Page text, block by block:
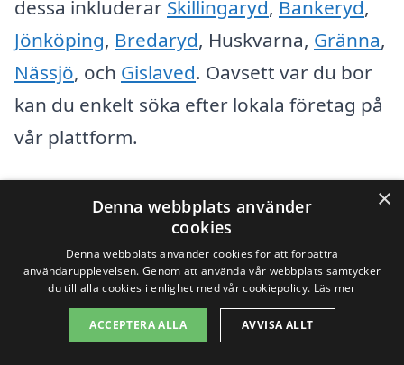
dessa inkluderar Skillingaryd, Bankeryd,
Jönköping, Bredaryd, Huskvarna, Gränna,
Nässjö, och Gislaved. Oavsett var du bor
kan du enkelt söka efter lokala företag på
vår plattform.
Visste du att många företag erbjuder
kostnadsfria offertförfrågningar? Det
betyder att du kan jämföra priser och
tjänster för att hitta det bästa alternativet
som passar dina behov. Vi
×
Denna webbplats använder
cookies
Denna webbplats använder cookies för att förbättra
användarupplevelsen. Genom att använda vår webbplats samtycker
du till alla cookies i enlighet med vår cookiepolicy. Läs mer
ACCEPTERA ALLA AVVISA ALLT